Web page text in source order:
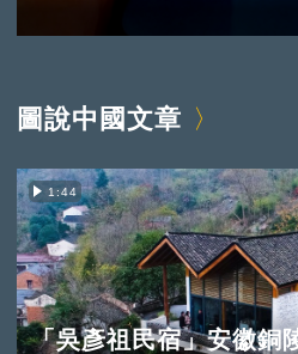
圖說中國文章
1:44
「吳彥祖民宿」安徽銅